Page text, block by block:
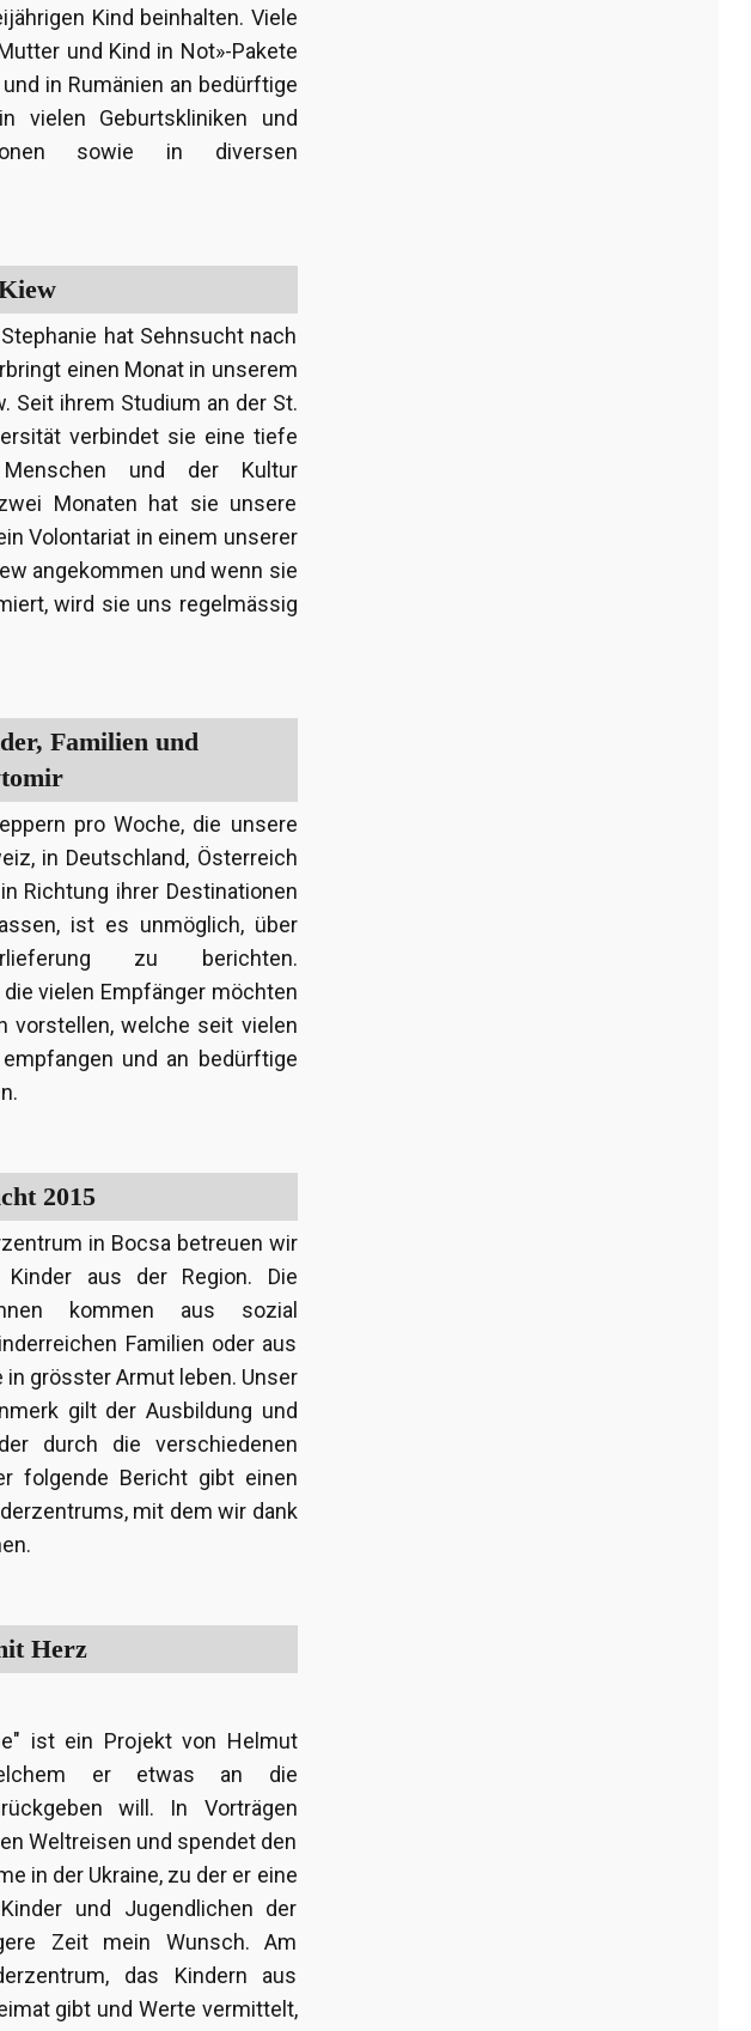
Kind beinhalten. Viele
und Kind in Not»-Pakete
in Rumänien an bedürftige
vielen Geburtskliniken und
sowie in diversen
hat Sehnsucht nach
einen Monat in unserem
Seit ihrem Studium an der St.
verbindet sie eine tiefe
und der Kultur
Monaten hat sie unsere
Volontariat in einem unserer
angekommen und wenn sie
wird sie uns regelmässig
Familien und
pro Woche, die unsere
in Deutschland, Österreich
Richtung ihrer Destinationen
ist es unmöglich, über
zu berichten.
vielen Empfänger möchten
vorstellen, welche seit vielen
und an bedürftige
2015
in Bocsa betreuen wir
aus der Region. Die
kommen aus sozial
Familien oder aus
in grösster Armut leben. Unser
gilt der Ausbildung und
durch die verschiedenen
folgende Bericht gibt einen
mit dem wir dank
Herz
ist ein Projekt von Helmut
er etwas an die
will. In Vorträgen
Weltreisen und spendet den
in der Ukraine, zu der er eine
und Jugendlichen der
Zeit mein Wunsch. Am
das Kindern aus
gibt und Werte vermittelt,